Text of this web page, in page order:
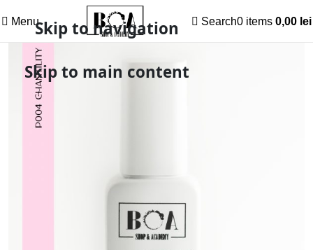
Skip to navigation
Skip to main content
Menu Search0 items 0,00 lei